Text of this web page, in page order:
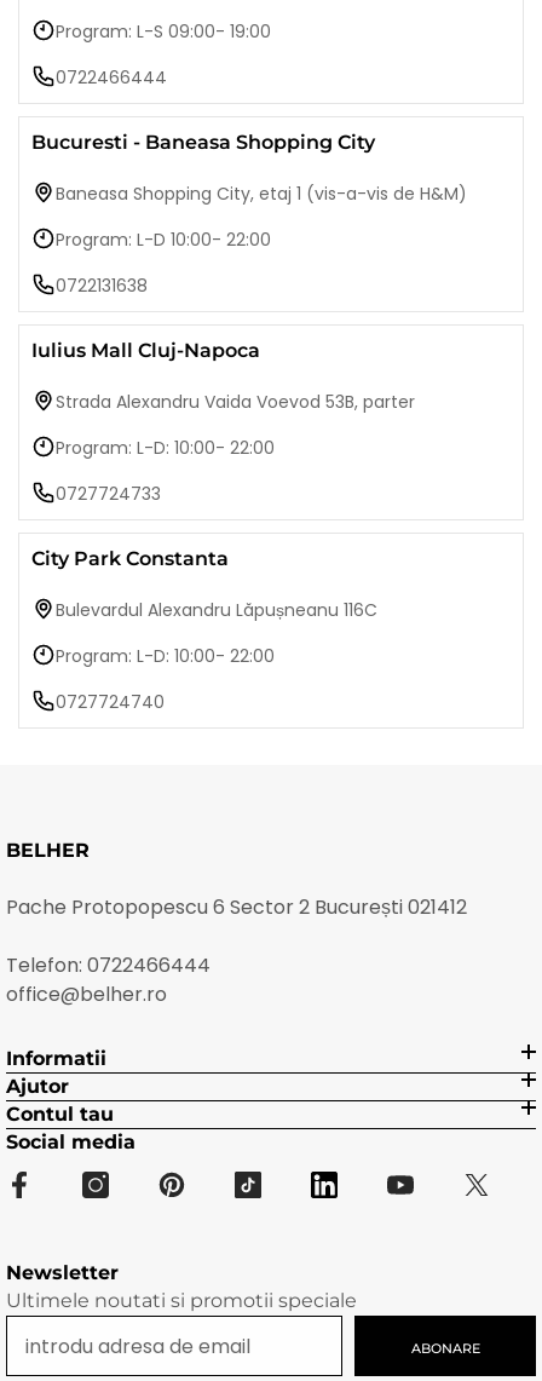
Program: L-S 09:00- 19:00
0722466444
Bucuresti - Baneasa Shopping City
Baneasa Shopping City, etaj 1 (vis-a-vis de H&M)
Program: L-D 10:00- 22:00
0722131638
Iulius Mall Cluj-Napoca
Strada Alexandru Vaida Voevod 53B, parter
Program: L-D: 10:00- 22:00
0727724733
City Park Constanta
Bulevardul Alexandru Lăpușneanu 116C
Program: L-D: 10:00- 22:00
0727724740
BELHER
Pache Protopopescu 6 Sector 2 București 021412
Telefon: 0722466444
office@belher.ro
Informatii
Ajutor
Contul tau
Social media
Newsletter
Ultimele noutati si promotii speciale
ABONARE